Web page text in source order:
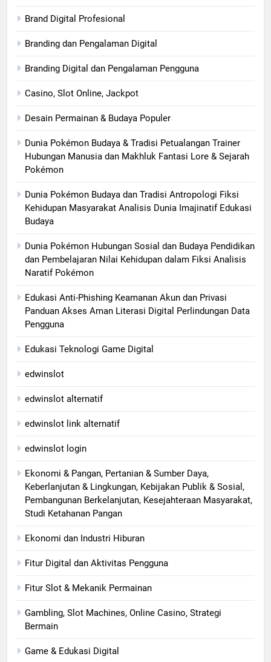
Brand Digital Profesional
Branding dan Pengalaman Digital
Branding Digital dan Pengalaman Pengguna
Casino, Slot Online, Jackpot
Desain Permainan & Budaya Populer
Dunia Pokémon Budaya & Tradisi Petualangan Trainer
Hubungan Manusia dan Makhluk Fantasi Lore & Sejarah
Pokémon
Dunia Pokémon Budaya dan Tradisi Antropologi Fiksi
Kehidupan Masyarakat Analisis Dunia Imajinatif Edukasi
Budaya
Dunia Pokémon Hubungan Sosial dan Budaya Pendidikan
dan Pembelajaran Nilai Kehidupan dalam Fiksi Analisis
Naratif Pokémon
Edukasi Anti-Phishing Keamanan Akun dan Privasi
Panduan Akses Aman Literasi Digital Perlindungan Data
Pengguna
Edukasi Teknologi Game Digital
edwinslot
edwinslot alternatif
edwinslot link alternatif
edwinslot login
Ekonomi & Pangan, Pertanian & Sumber Daya,
Keberlanjutan & Lingkungan, Kebijakan Publik & Sosial,
Pembangunan Berkelanjutan, Kesejahteraan Masyarakat,
Studi Ketahanan Pangan
Ekonomi dan Industri Hiburan
Fitur Digital dan Aktivitas Pengguna
Fitur Slot & Mekanik Permainan
Gambling, Slot Machines, Online Casino, Strategi
Bermain
Game & Edukasi Digital